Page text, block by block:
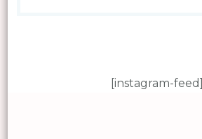
[instagram-feed]